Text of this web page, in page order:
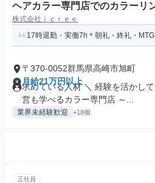
ヘアカラー専門店でのカラーリ
株式会社ｉｃｒｅｅ
17時退勤・実働7h＊朝礼・終礼・
〒370-0052群馬県高崎市旭町
月給21万円以上
求めている人材 ＼ 経験を活かし
営も学べるカラー専門店 ～...
業界未経験歓迎 +18個
正社員